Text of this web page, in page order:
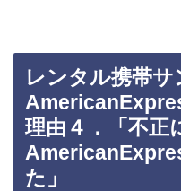
レンタル携帯
理由４．「不正
た」